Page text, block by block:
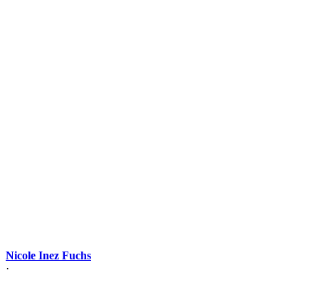
Nicole Inez Fuchs
·